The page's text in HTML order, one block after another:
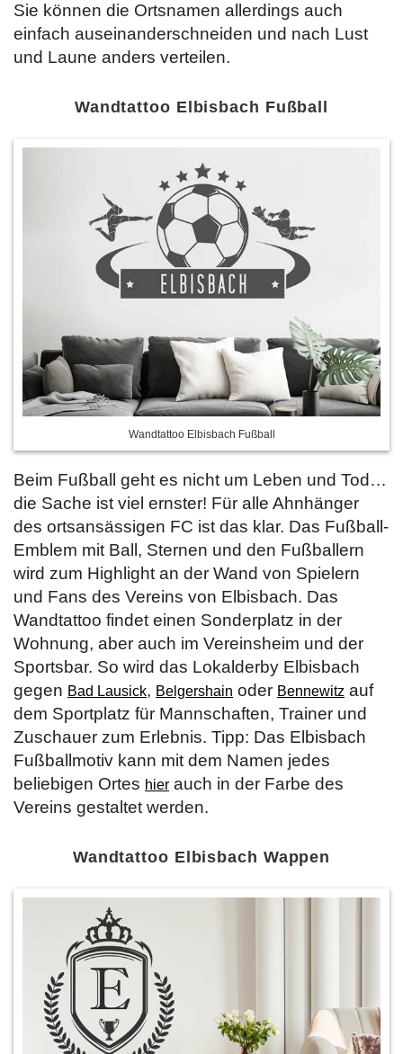
Sie können die Ortsnamen allerdings auch
einfach auseinanderschneiden und nach Lust
und Laune anders verteilen.
Wandtattoo Elbisbach Fußball
Wandtattoo Elbisbach Fußball
Beim Fußball geht es nicht um Leben und Tod…
die Sache ist viel ernster! Für alle Ahnhänger
des ortsansässigen FC ist das klar. Das Fußball-
Emblem mit Ball, Sternen und den Fußballern
wird zum Highlight an der Wand von Spielern
und Fans des Vereins von Elbisbach. Das
Wandtattoo findet einen Sonderplatz in der
Wohnung, aber auch im Vereinsheim und der
Sportsbar. So wird das Lokalderby Elbisbach
gegen Bad Lausick, Belgershain oder Bennewitz auf
dem Sportplatz für Mannschaften, Trainer und
Zuschauer zum Erlebnis. Tipp: Das Elbisbach
Fußballmotiv kann mit dem Namen jedes
beliebigen Ortes hier auch in der Farbe des
Vereins gestaltet werden.
Wandtattoo Elbisbach Wappen